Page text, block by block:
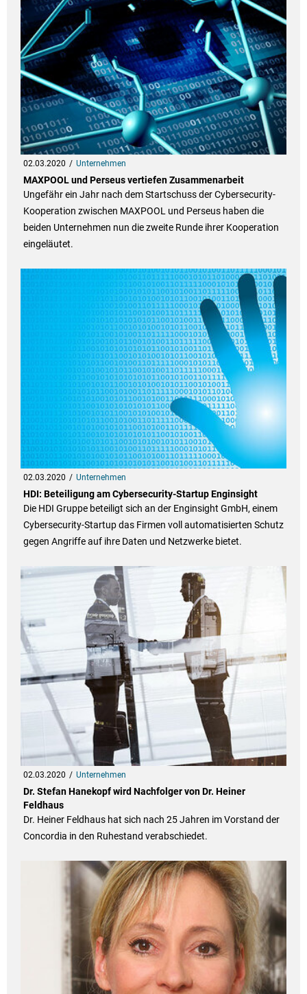
02.03.2020 Unternehmen
MAXPOOL und Perseus vertiefen Zusammenarbeit
Ungefähr ein Jahr nach dem Startschuss der Cybersecurity-
Kooperation zwischen MAXPOOL und Perseus haben die
beiden Unternehmen nun die zweite Runde ihrer Kooperation
eingeläutet.
02.03.2020 Unternehmen
HDI: Beteiligung am Cybersecurity-Startup Enginsight
Die HDI Gruppe beteiligt sich an der Enginsight GmbH, einem
Cybersecurity-Startup das Firmen voll automatisierten Schutz
gegen Angriffe auf ihre Daten und Netzwerke bietet.
02.03.2020 Unternehmen
Dr. Stefan Hanekopf wird Nachfolger von Dr. Heiner
Feldhaus
Dr. Heiner Feldhaus hat sich nach 25 Jahren im Vorstand der
Concordia in den Ruhestand verabschiedet.